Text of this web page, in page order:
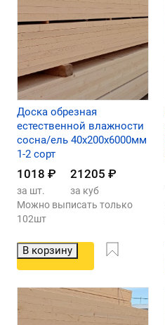
Доска обрезная
естественной влажности
сосна/ель 40х200х6000мм
1-2 сорт
1018 ₽ 21205 ₽
за шт.
за куб
Можно выписать только
102шт
В корзину